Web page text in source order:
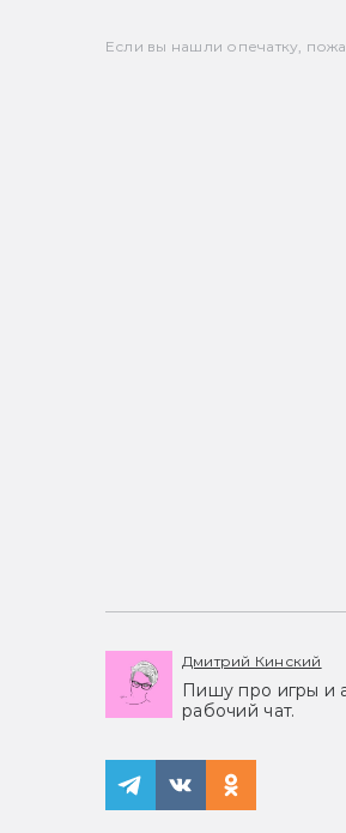
Если вы нашли опечатку,
Дмитрий Кинский
Пишу про игры и
рабочий чат.